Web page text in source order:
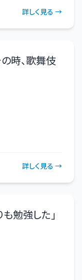
詳しく見る →
の時、歌舞伎
詳しく見る →
も勉強した 」